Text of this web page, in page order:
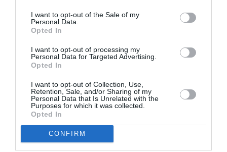
I want to opt-out of the Sale of my
Personal Data.
Opted In
I want to opt-out of processing my
Personal Data for Targeted Advertising.
Opted In
I want to opt-out of Collection, Use,
Retention, Sale, and/or Sharing of my
Personal Data that Is Unrelated with the
Purposes for which it was collected.
Opted In
CONFIRM
Η Hadid δηλώνει “Πιστεύω πως η σκληρή
δουλειά πάνω στην υποκριτική πρόκειται να
μεγαλύτερα πράγματα στον κόσμο.”
RELATED STORY